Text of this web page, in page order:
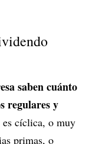
saben cuánto
regulares y
es cíclica, o muy
primas, o